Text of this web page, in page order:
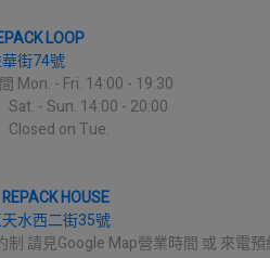
LOOP
街74號
- Fri. 14:00 - 19:30
14:00 - 20:00
on Tue.
REPACK HOUSE
水西二街35號
制 請見Google Map營業時間 或 來電預